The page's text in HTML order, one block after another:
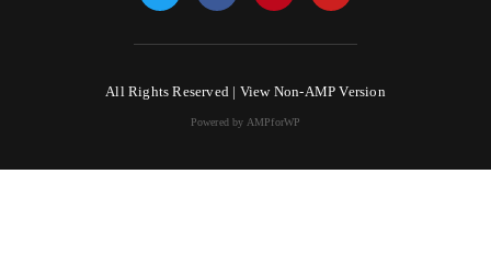
All Rights Reserved | View Non-AMP Version
Powered by AMPforWP